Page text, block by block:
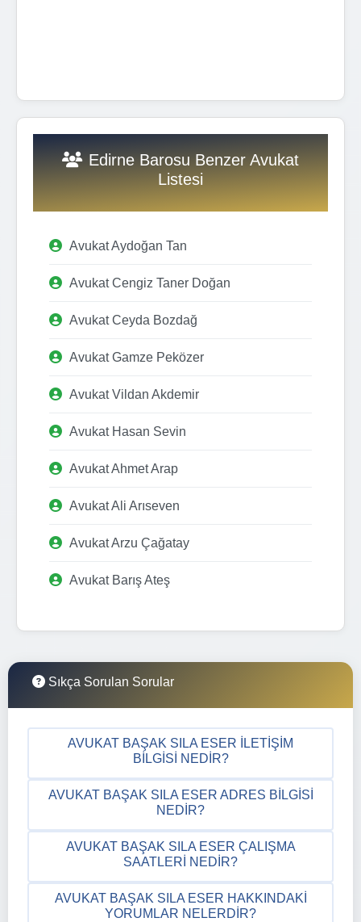
Edirne Barosu Benzer Avukat
Listesi
Avukat Aydoğan Tan
Avukat Cengiz Taner Doğan
Avukat Ceyda Bozdağ
Avukat Gamze Peközer
Avukat Vildan Akdemir
Avukat Hasan Sevin
Avukat Ahmet Arap
Avukat Ali Arıseven
Avukat Arzu Çağatay
Avukat Barış Ateş
Sıkça Sorulan Sorular
AVUKAT BAŞAK SILA ESER İLETIŞIM
BILGISI NEDIR?
AVUKAT BAŞAK SILA ESER ADRES BILGISI
NEDIR?
AVUKAT BAŞAK SILA ESER ÇALIŞMA
SAATLERI NEDIR?
AVUKAT BAŞAK SILA ESER HAKKINDAKI
YORUMLAR NELERDIR?